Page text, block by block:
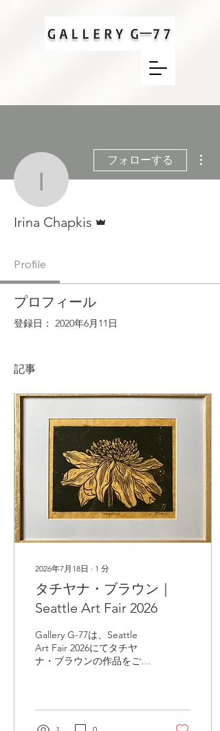
Irina Chapkis
フォローする
Irina Chapkis
Profile
プロフィール
登録日： 2020年6月11日
記事
2026年7月18日 ∙ 1 分
タチヤナ・ブラウン｜
Seattle Art Fair 2026
Gallery G-77は、Seattle
Art Fair 2026にてタチヤ
ナ・ブラウンの作品をご紹
の鋭い観察眼をもとに作品
を制作しています。咲き誇